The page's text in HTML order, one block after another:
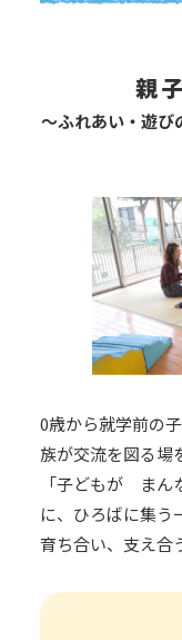
親
～ふれあい・遊び
0歳から就学前の
族が交流を図る場
「子どもが まん
に、ひろばに集う
育ち合い、支え合